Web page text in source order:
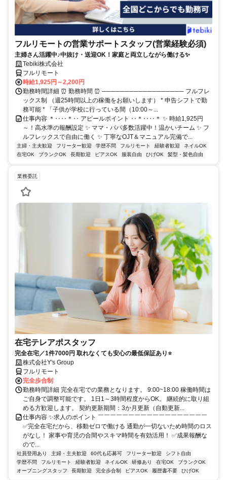
フルリモートの営業サポートスタッフ(営業経験必須)
主婦さん活躍中♪中抜け・送迎OK！家庭と両立しながら働ける✨
Tebiki株式会社
フルリモート
時給1,925円～2,200円
勤務時間詳細 ⏰ 勤務時間 ⏰ ────────────────── フルフレ
ックス制 （週25時間以上の稼働をお願いします） * 申告シフトで勤
務可能 * 「子供が学校に行っている間（10:00～...
仕事内容 ＊‥‥＊‥ アピールポイント ‥＊‥‥＊ ✨ 時給1,925円
～！高水準の報酬設定 ✨ ママ・パパ多数活躍中！温かいチーム ✨ フ
ルフレックスで自由に働く ✨ 丁寧なOJT＆マニュアル完備で...
主婦・主夫歓迎 フリーター歓迎 学歴不問 フルリモート 経験者歓迎
ネイルOK
在宅OK
ブランクOK 長期歓迎 ピアスOK 服装自由 ひげOK 髪型・髪色自由
業務委託
在宅テレアポスタッフ
完全在宅／1件7000円 取れなくても安心の最低保証あり⭐
株式会社Y's Group
フルリモート
完全歩合制
勤務時間詳細 完全在宅での業務となります。 9:00~18:00 稼働時間は
ご自身で調整可能です。 1日1～3時間程度からOK。 継続的に取り組
める方歓迎します。 契約更新期間：3か月更新（自動更新...
仕事内容 ✨求人のポイント ￣￣￣￣￣￣￣￣￣￣￣￣￣￣￣￣￣￣
✅完全在宅だから、移動ゼロで働ける 通勤が一切ないため時間のロス
がなし！ 家事や育児の合間やスキマ時間を有効活用！ ✅成果報酬な
ので...
社員登用あり 主婦・主夫歓迎 60代も応募可 フリーター歓迎
シフト自由
学歴不問
フルリモート 経験者歓迎 ネイルOK 研修あり 在宅OK
ブランクOK
オープニングスタッフ
長期歓迎 完全歩合制 ピアスOK 履歴書不要 ひげOK